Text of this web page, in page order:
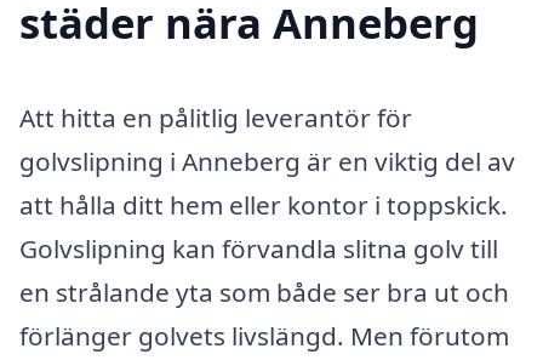
städer nära Anneberg
Att hitta en pålitlig leverantör för
golvslipning i Anneberg är en viktig del av
att hålla ditt hem eller kontor i toppskick.
Golvslipning kan förvandla slitna golv till
en strålande yta som både ser bra ut och
förlänger golvets livslängd. Men förutom